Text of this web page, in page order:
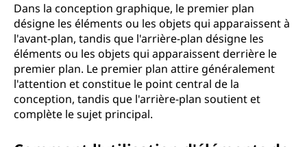
Dans la conception graphique, le premier plan
désigne les éléments ou les objets qui apparaissent à
l'avant-plan, tandis que l'arrière-plan désigne les
éléments ou les objets qui apparaissent derrière le
premier plan. Le premier plan attire généralement
l'attention et constitue le point central de la
conception, tandis que l'arrière-plan soutient et
complète le sujet principal.